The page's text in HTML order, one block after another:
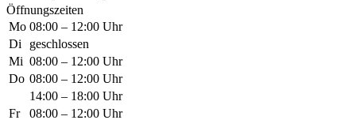
Öffnungszeiten
Mo 08:00 – 12:00 Uhr
Di
geschlossen
Mi 08:00 – 12:00 Uhr
Do 08:00 – 12:00 Uhr
14:00 – 18:00 Uhr
Fr
08:00 – 12:00 Uhr